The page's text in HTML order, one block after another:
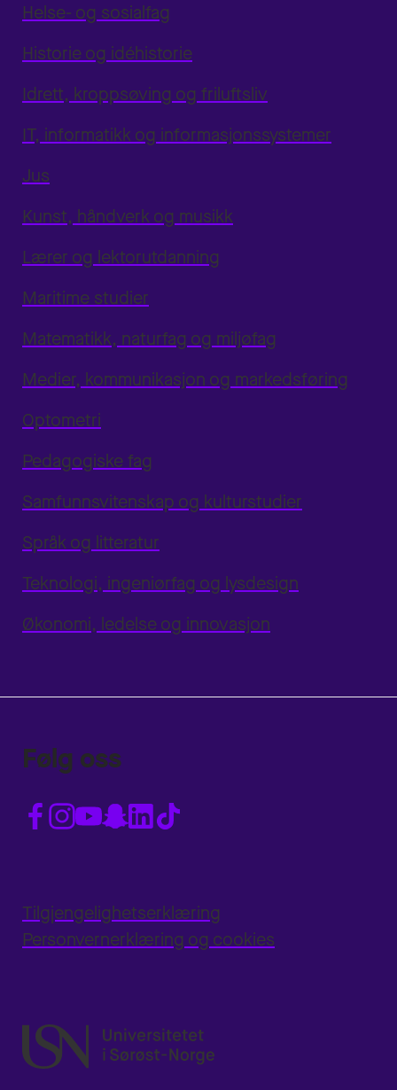
Helse- og sosialfag
Historie og idéhistorie
Idrett, kroppsøving og friluftsliv
IT, informatikk og informasjonssystemer
Jus
Kunst, håndverk og musikk
Lærer og lektorutdanning
Maritime studier
Matematikk, naturfag og miljøfag
Medier, kommunikasjon og markedsføring
Optometri
Pedagogiske fag
Samfunnsvitenskap og kulturstudier
Språk og litteratur
Teknologi, ingeniørfag og lysdesign
Økonomi, ledelse og innovasjon
Følg oss
Tilgjengelighetserklæring
Personvernerklæring og cookies